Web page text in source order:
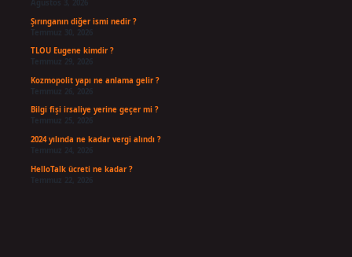
Ağustos 3, 2026
Şırınganın diğer ismi nedir ?
TLOU Eugene kimdir ?
Temmuz 29, 2026
Kozmopolit yapı ne anlama gelir ?
Bilgi fişi irsaliye yerine geçer mi ?
Temmuz 25, 2026
2024 yılında ne kadar vergi alındı ?
HelloTalk ücreti ne kadar ?